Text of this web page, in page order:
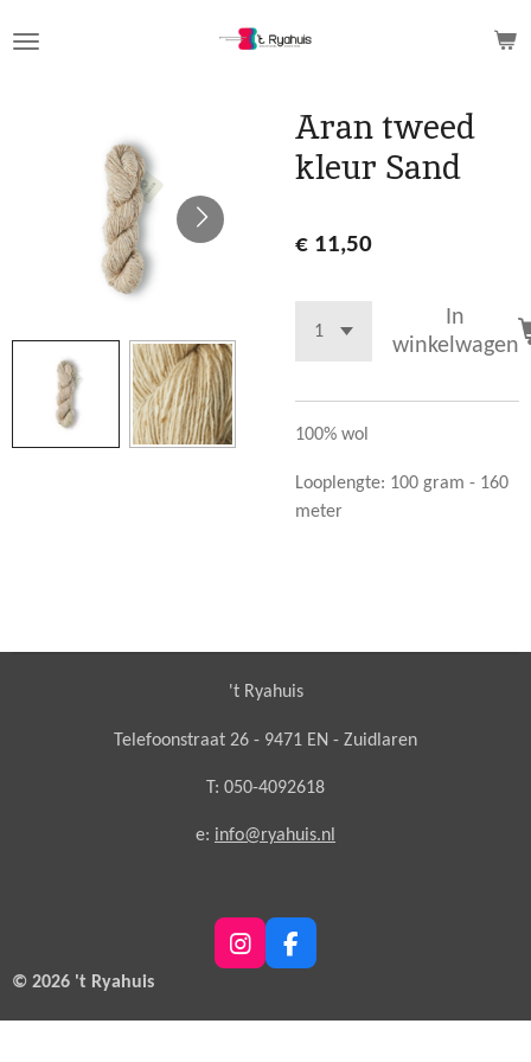
direct
hoofdinhoud
Aran tweed
kleur Sand
€ 11,50
In
winkelwagen
100% wol
Looplengte: 100 gram - 160
meter
't Ryahuis
Telefoonstraat 26 - 9471 EN - Zuidlaren
T: 050-4092618
e: info@ryahuis.nl
I
n
t
F
a
e
© 2026 't Ryahuis